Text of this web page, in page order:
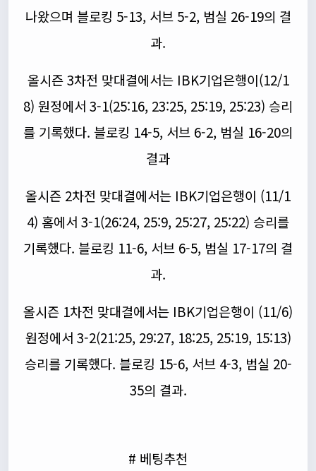
나왔으며 블로킹 5-13, 서브 5-2, 범실 26-19의 결
과.
올시즌 3차전 맞대결에서는 IBK기업은행이(12/1
8) 원정에서 3-1(25:16, 23:25, 25:19, 25:23) 승리
를 기록했다. 블로킹 14-5, 서브 6-2, 범실 16-20의
결과
올시즌 2차전 맞대결에서는 IBK기업은행이 (11/1
4) 홈에서 3-1(26:24, 25:9, 25:27, 25:22) 승리를
기록했다. 블로킹 11-6, 서브 6-5, 범실 17-17의 결
과.
올시즌 1차전 맞대결에서는 IBK기업은행이 (11/6)
원정에서 3-2(21:25, 29:27, 18:25, 25:19, 15:13)
승리를 기록했다. 블로킹 15-6, 서브 4-3, 범실 20-
35의 결과.
# 베팅추천